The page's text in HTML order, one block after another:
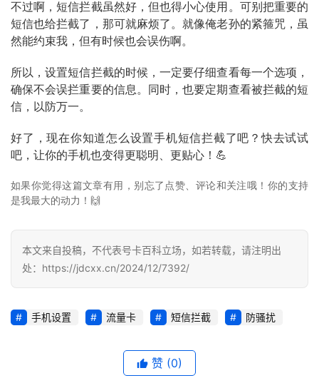
页
号
卡
百
科
防
诈
识
行
业
资
流
登录 注册
投稿
不过啊，短信拦截虽然好，但也得小心使用。可别把重要的
短信也给拦截了，那可就麻烦了。就像俺老孙的紧箍咒，虽
然能约束我，但有时候也会误伤啊。
所以，设置短信拦截的时候，一定要仔细查看每一个选项，
确保不会误拦重要的信息。同时，也要定期查看被拦截的短
信，以防万一。
好了，现在你知道怎么设置手机短信拦截了吧？快去试试
吧，让你的手机也变得更聪明、更贴心！💪
如果你觉得这篇文章有用，别忘了点赞、评论和关注哦！你的支持
是我最大的动力！🙌
本文来自投稿，不代表号卡百科立场，如若转载，请注明出
处：https://jdcxx.cn/2024/12/7392/
手机设置 流量卡 短信拦截 防骚扰
赞 (0)